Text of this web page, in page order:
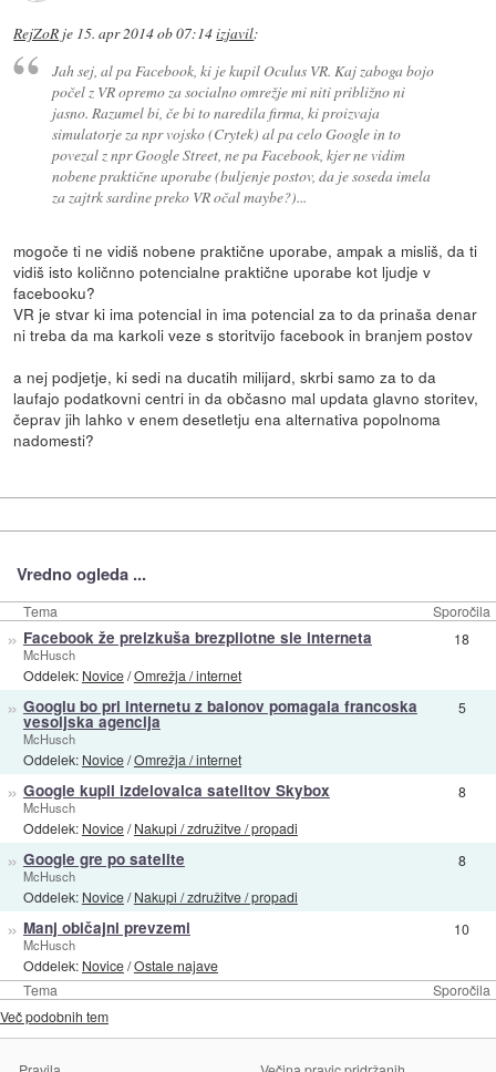
RejZoR je 15. apr 2014 ob 07:14izjavil:
Jah sej, al pa Facebook, ki je kupil Oculus VR. Kaj zaboga bojo
počel z VR opremo za socialno omrežje mi niti približno ni
jasno. Razumel bi, če bi to naredila firma, ki proizvaja
simulatorje za npr vojsko (Crytek) al pa celo Google in to
povezal z npr Google Street, ne pa Facebook, kjer ne vidim
nobene praktične uporabe (buljenje postov, da je soseda imela
za zajtrk sardine preko VR očal maybe?)...
mogoče ti ne vidiš nobene praktične uporabe, ampak a misliš, da ti
vidiš isto količnno potencialne praktične uporabe kot ljudje v
facebooku?
VR je stvar ki ima potencial in ima potencial za to da prinaša denar
ni treba da ma karkoli veze s storitvijo facebook in branjem postov
a nej podjetje, ki sedi na ducatih milijard, skrbi samo za to da
laufajo podatkovni centri in da občasno mal updata glavno storitev,
čeprav jih lahko v enem desetletju ena alternativa popolnoma
nadomesti?
Vredno ogleda ...
Tema Sporočila
Tema Sporočila
» Facebook že preizkuša brezpilotne sle interneta
McHusch
Oddelek: Novice/Omrežja / internet
18
» Googlu bo pri internetu z balonov pomagala francoska
vesoljska agencija
McHusch
Oddelek: Novice/Omrežja / internet
5
» Google kupil izdelovalca satelitov Skybox
McHusch
Oddelek: Novice/Nakupi / združitve / propadi
8
» Google gre po satelite
McHusch
Oddelek: Novice/Nakupi / združitve / propadi
8
» Manj običajni prevzemi
McHusch
Oddelek: Novice/Ostale najave
10
Več podobnih tem